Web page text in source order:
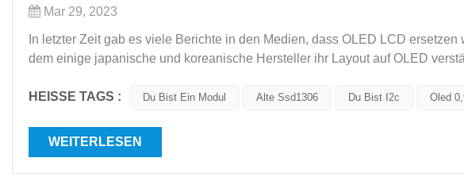
Mar 29, 2023
In letzter Zeit gab es viele Berichte in den Medien, dass OLED LCD
dem einige japanische und koreanische Hersteller ihr Layout auf OLED
HEISSE TAGS :
Du Bist Ein Modul Alte Ssd1306 Du Bist I2c Oled
WEITERLESEN